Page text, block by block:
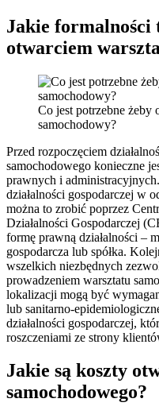
Jakie formalności
otwarciem
Co jest potrzebne żeby
samochodowy?
Przed rozpoczęciem
samochodowego konieczne
prawnych i
działalności gospodarczej w
można to zrobić poprzez
Działalności Gospodarczej
formę prawną działalności –
gospodarcza lub spółka.
wszelkich niezbędnych
prowadzeniem warsztatu
lokalizacji mogą być
lub sanitarno-
działalności gospodarczej,
roszczeniami ze strony
Jakie są koszty
samochodowego?